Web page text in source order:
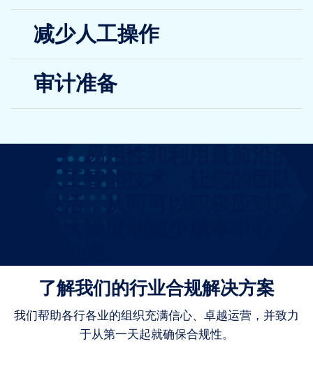
减少人工操作
审计准备
适应性、易用性和利用最前沿的
代理人工智能技术，让您的团队
了解我们的行业合规解决方案
我们帮助各行各业的组织充满信心、卓越运营，并致力
于从第一天起就确保合规性。